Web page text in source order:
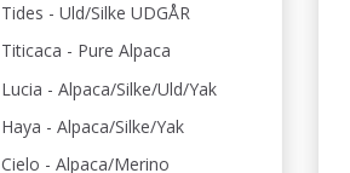
Tides - Uld/Silke UDGÅR
Titicaca - Pure Alpaca
Lucia - Alpaca/Silke/Uld/Yak
Haya - Alpaca/Silke/Yak
Cielo - Alpaca/Merino